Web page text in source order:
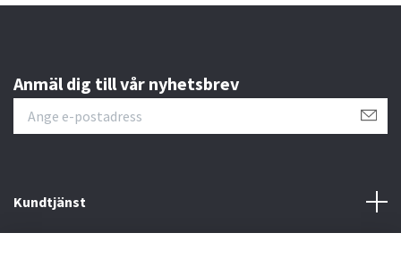
Anmäl dig till vår nyhetsbrev
Kundtjänst